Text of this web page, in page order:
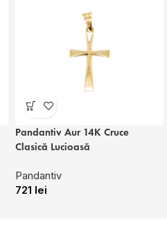
Pandantiv Aur 14K Cruce
Clasică Lucioasă
Pandantiv
721 lei